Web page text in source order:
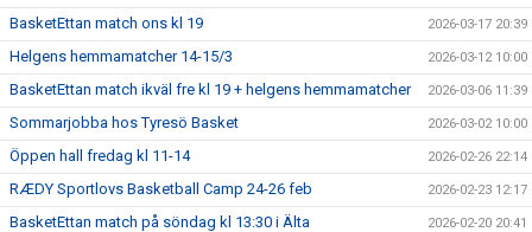
BasketEttan match ons kl 19 2026-03-17 20:39
Helgens hemmamatcher 14-15/3 2026-03-12 10:00
BasketEttan match ikväl fre kl 19 + helgens hemmamatcher 2026-03-06 11:39
Sommarjobba hos Tyresö Basket 2026-03-02 10:00
Öppen hall fredag kl 11-14 2026-02-26 22:14
RÆDY Sportlovs Basketball Camp 24-26 feb 2026-02-23 12:17
BasketEttan match på söndag kl 13:30 i Älta 2026-02-20 20:41